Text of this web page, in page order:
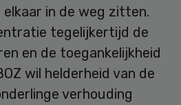
in de weg zitten.
tegelijkertijd de
en de toegankelijkheid
wil helderheid van de
verhouding